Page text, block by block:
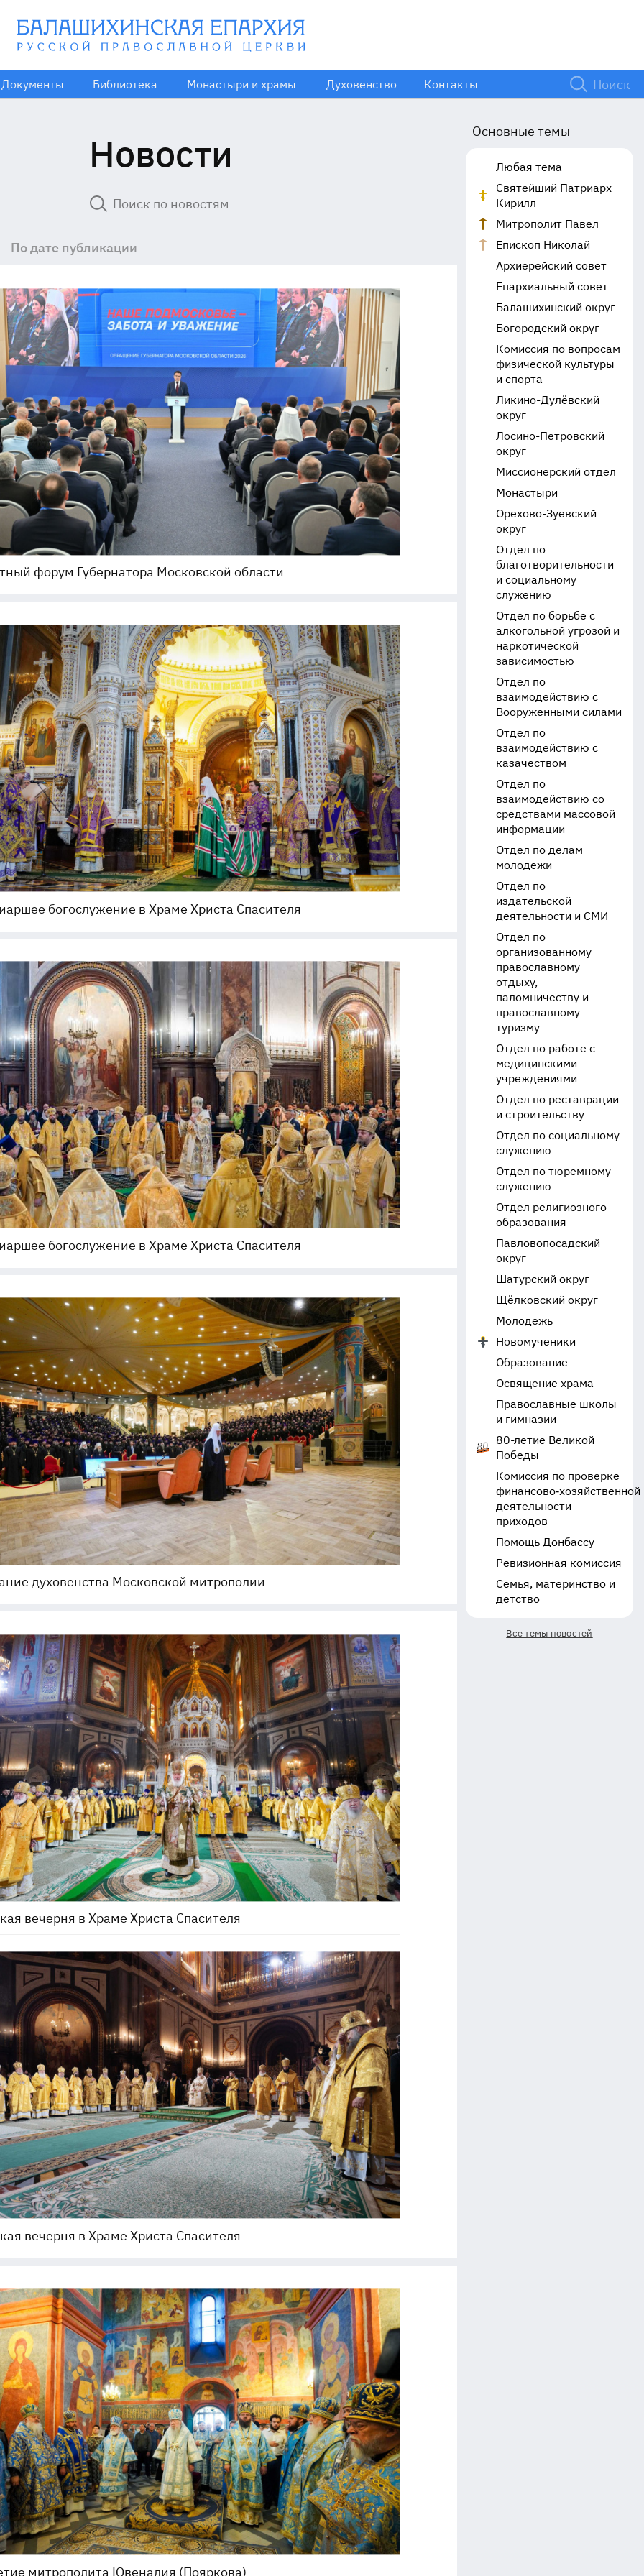
Документы Библиотека Монастыри и храмы Духовенство Контакты
Новости
По дате публикации
форум Губернатора Московской области
богослужение в Храме Христа Спасителя
богослужение в Храме Христа Спасителя
духовенства Московской митрополии
вечерня в Храме Христа Спасителя
вечерня в Храме Христа Спасителя
митрополита Ювеналия (Пояркова)
Основные темы
Любая тема
Святейший Патриарх
Кирилл
Митрополит Павел
Епископ Николай
Архиерейский совет
Епархиальный совет
Балашихинский округ
Богородский округ
Комиссия по вопросам
физической культуры
и спорта
Ликино-Дулёвский
округ
Лосино-Петровский
округ
Миссионерский отдел
Монастыри
Орехово-Зуевский
округ
Отдел по
благотворительности
и социальному
служению
Отдел по борьбе с
алкогольной угрозой и
наркотической
зависимостью
Отдел по
взаимодействию с
Вооруженными силами
Отдел по
взаимодействию с
казачеством
Отдел по
взаимодействию со
средствами массовой
информации
Отдел по делам
молодежи
Отдел по
издательской
деятельности и СМИ
Отдел по
организованному
православному
отдыху,
паломничеству и
православному
туризму
Отдел по работе с
медицинскими
учреждениями
Отдел по реставрации
и строительству
Отдел по социальному
служению
Отдел по тюремному
служению
Отдел религиозного
образования
Павловопосадский
округ
Шатурский округ
Щёлковский округ
Молодежь
Новомученики
Образование
Освящение храма
Православные школы
и гимназии
80-летие Великой
Победы
Комиссия по проверке
финансово‑хозяйственной
деятельности
приходов
Помощь Донбассу
Ревизионная комиссия
Семья, материнство и
детство
Все темы новостей